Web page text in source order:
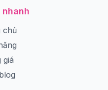
nhanh
chủ
giá